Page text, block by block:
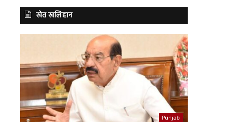
खेत खलिहान
Punjab